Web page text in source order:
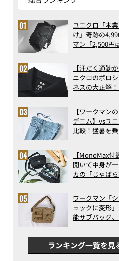
ユニクロ「本
け」奇跡の
マン「2,500円
ト3】（2026年
【汗だく通勤
ニクロのポロ
ネスの大正解
アの実力
【ワークマン
デニム】vsユ
比較！猛暑を
で決定版
【MonoMax付
開いて中身が
カの「じゃば
った！
ワークマン「
ュックに変形
能サブバッグ
録…ほか【休日
記事ランキング
（2026年6月版
ランキング一覧を見